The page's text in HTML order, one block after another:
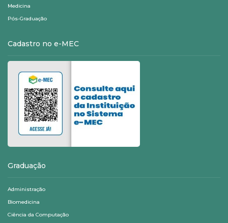
Medicina
Pós-Graduação
Cadastro no e-MEC
Graduação
Administração
Biomedicina
Ciência da Computação